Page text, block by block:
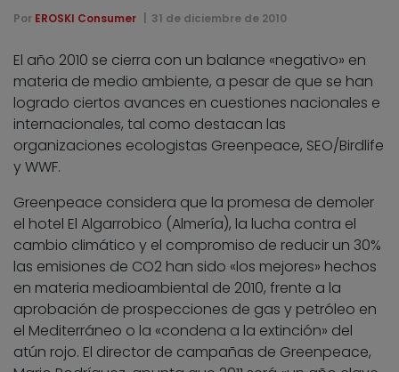
Por EROSKI Consumer 31 de diciembre de 2010
El año 2010 se cierra con un balance «negativo» en
materia de medio ambiente, a pesar de que se han
logrado ciertos avances en cuestiones nacionales e
internacionales, tal como destacan las
organizaciones ecologistas Greenpeace, SEO/Birdlife
y WWF.
Greenpeace considera que la promesa de demoler
el hotel El Algarrobico (Almería), la lucha contra el
cambio climático y el compromiso de reducir un 30%
las emisiones de CO2 han sido «los mejores» hechos
en materia medioambiental de 2010, frente a la
aprobación de prospecciones de gas y petróleo en
el Mediterráneo o la «condena a la extinción» del
atún rojo. El director de campañas de Greenpeace,